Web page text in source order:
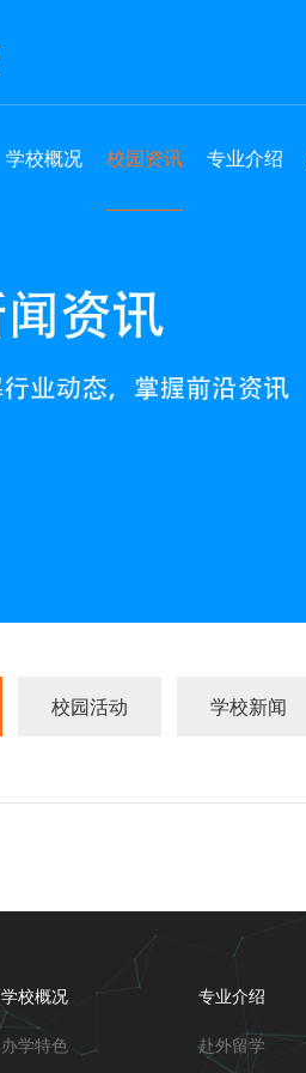
学校概况 校园资讯 专业介绍
校园活动 学校新闻
学校概况
办学特色
专业介绍
赴外留学